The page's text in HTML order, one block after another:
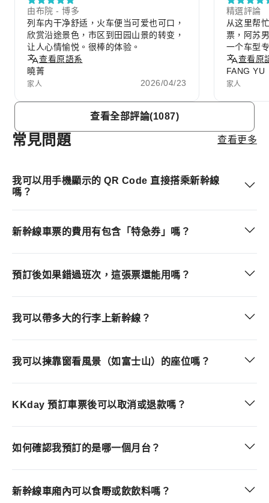
由布院 - 博多
列车内干净舒适，火车便当可爱也可口，
欣赏沿途景色，市区到田园山景的转变，
让人心情愉悦。很棒的体验。
查看原語系
曉菁
家人 2026/04/23
精選評論
从这里帮
票，阿苏
一个车型
爱，有一
查看原
FANG YU
家人
Item
查看全部評論(1087)
常見問題 查看更多
我可以用手機顯示的 QR Code 直接搭乘新幹線
嗎？
新幹線車票的費用有包含「特急券」嗎？
預訂後如果錯過班次，這張票還能用嗎？
我可以帶多大的行李上新幹線？
我可以揀靠窗看風景（如富士山）的座位嗎？
KKday 預訂車票後可以取消或退款嗎？
如何確認我預訂的是哪一個月台？
新幹線車廂內可以食嘢或飲飲料嗎？